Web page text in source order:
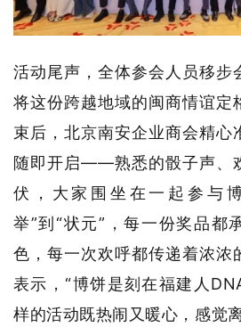
活动尾声，全体参会人员移步
将这份跨越地域的闽商情谊定
束后，北京南安企业商会精心
随即开启——熟悉的骰子声、
伏，大家围坐在一起参与
举”到“状元”，每一份奖品都
色，每一次欢呼都传递着浓浓
表示，“博饼是刻在福建人
样的活动既热闹又暖心，感觉